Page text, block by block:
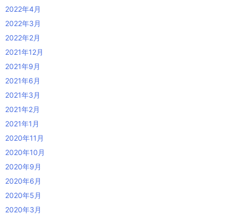
2022年4月
2022年3月
2022年2月
2021年12月
2021年9月
2021年6月
2021年3月
2021年2月
2021年1月
2020年11月
2020年10月
2020年9月
2020年6月
2020年5月
2020年3月